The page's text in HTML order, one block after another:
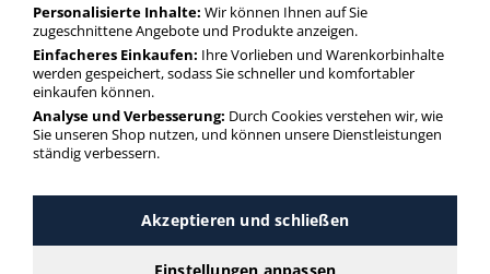
Geschäftsbücher / Kladden / Notizbücher A4 80 Seiten in
bester Qualität zum günstigen Preis. Finden Sie schnell
Geschäftsbücher / Kladden / Notizbücher A4 80 Seiten mit
unserer Filter-Funktion.
Geschäftsbücher / Kladden / Notizbücher A4 80
mehr Infos zur Kategorie
Personalisierte Inhalte: Wir können Ihnen auf Sie
zugeschnittene Angebote und Produkte anzeigen.
Einfacheres Einkaufen: Ihre Vorlieben und Warenkorbinhalte
werden gespeichert, sodass Sie schneller und komfortabler
einkaufen können.
Analyse und Verbesserung: Durch Cookies verstehen wir, wie
Sie unseren Shop nutzen, und können unsere Dienstleistungen
ständig verbessern.
Akzeptieren und schließen
Einstellungen anpassen